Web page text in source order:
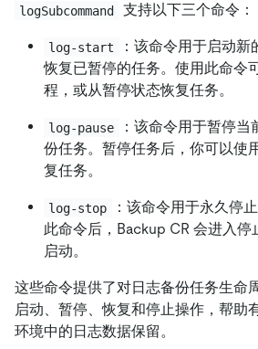
logSubcommand 支持以下三个命令：
log-start
：该命令用于启动
恢复已暂停的任务。使用此命令
程，或从暂停状态恢复任务。
log-pause
：该命令用于暂停
份任务。暂停任务后，你可以使
复任务。
log-stop
：该命令用于永久停
此命令后，Backup CR 会进入停
启动。
这些命令提供了对日志备份任务生命
启动、暂停、恢复和停止操作，帮助
环境中的日志数据保留。